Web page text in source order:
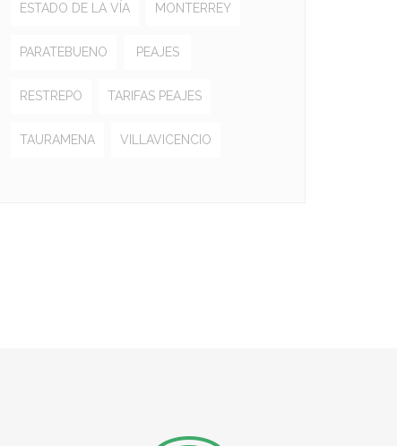
ESTADO DE LA VÍA MONTERREY
PARATEBUENO PEAJES
RESTREPO TARIFAS PEAJES
TAURAMENA VILLAVICENCIO